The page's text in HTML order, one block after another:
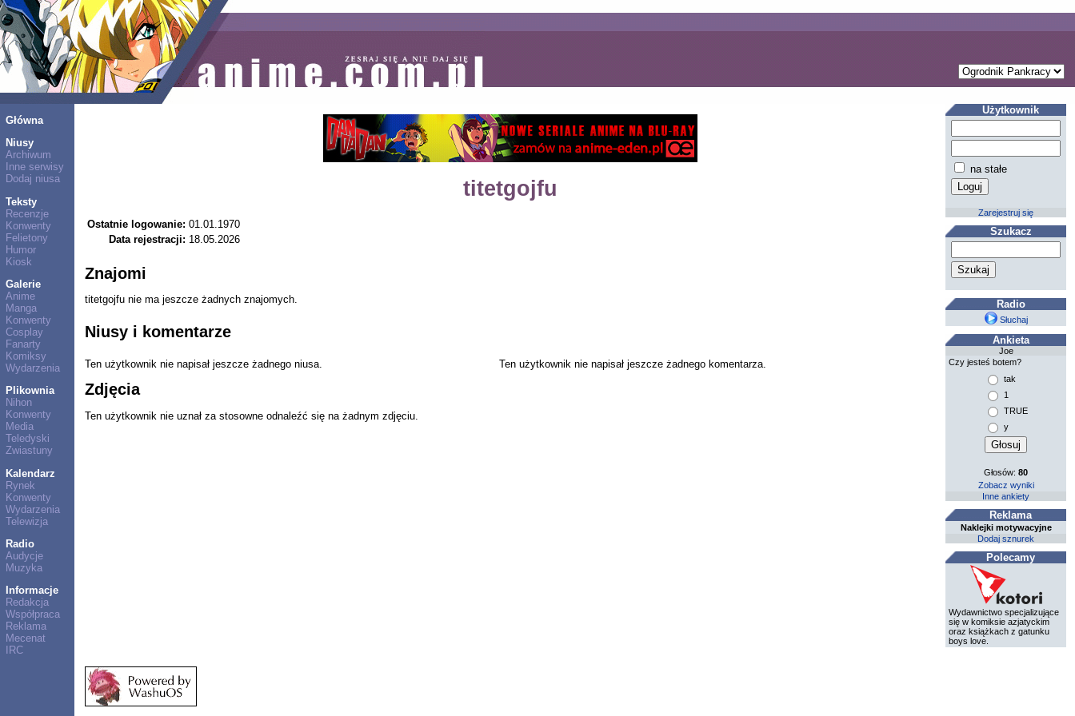
Główna
Niusy
Archiwum
Inne serwisy
Dodaj niusa
Teksty
Recenzje
Konwenty
Felietony
Humor
Kiosk
Galerie
Anime
Manga
Konwenty
Cosplay
Fanarty
Komiksy
Wydarzenia
Plikownia
Nihon
Konwenty
Media
Teledyski
Zwiastuny
Kalendarz
Rynek
Konwenty
Wydarzenia
Telewizja
Radio
Audycje
Muzyka
Informacje
Redakcja
Współpraca
Reklama
Mecenat
IRC
titetgojfu
Ostatnie logowanie: 01.01.1970
Data rejestracji: 18.05.2026
Znajomi
titetgojfu nie ma jeszcze żadnych znajomych.
Niusy i komentarze
Ten użytkownik nie napisał jeszcze żadnego niusa. Ten użytkownik nie napisał jeszcze żadnego komentarza.
Zdjęcia
Ten użytkownik nie uznał za stosowne odnaleźć się na żadnym zdjęciu.
Użytkownik
na stałe
Zarejestruj się
Szukacz
Radio
Słuchaj
Ankieta
Joe
Czy jesteś botem?
tak
1
TRUE
y
Głosów:80
Zobacz wyniki
Inne ankiety
Reklama
Naklejki motywacyjne
Dodaj sznurek
Polecamy
Wydawnictwo specjalizujące
się w komiksie azjatyckim
oraz książkach z gatunku
boys love.